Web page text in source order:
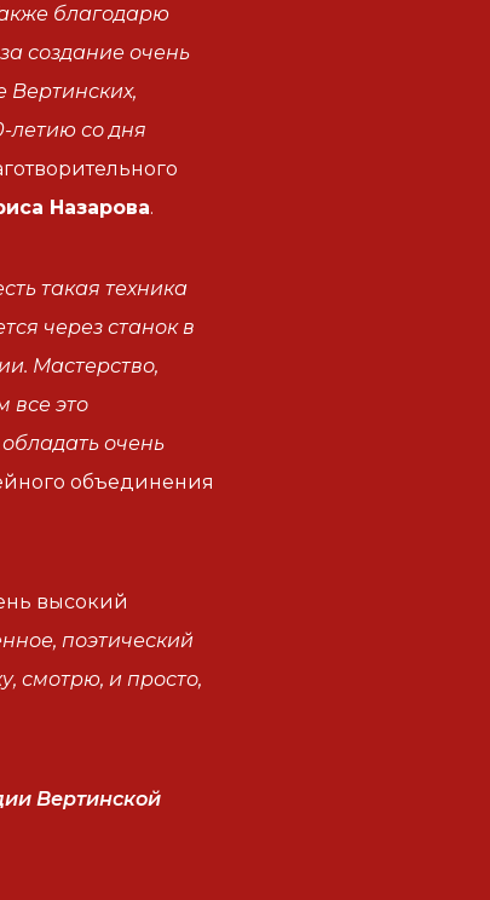
благодарю
создание очень
Вертинских,
летию со дня
Назарова.
такая техника
через станок в
Мастерство,
все это
очень
объединения
высокий
поэтический
смотрю, и просто,
Вертинской